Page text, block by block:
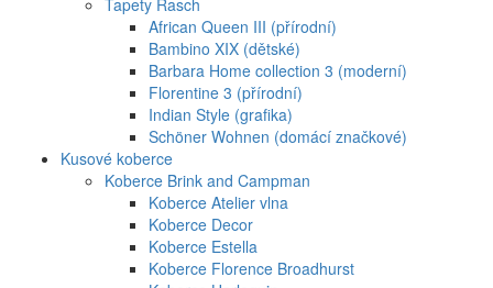
Tapety Rasch
African Queen III (přírodní)
Bambino XIX (dětské)
Barbara Home collection 3 (moderní)
Florentine 3 (přírodní)
Indian Style (grafika)
Schöner Wohnen (domácí značkové)
Kusové koberce
Koberce Brink and Campman
Koberce Atelier vlna
Koberce Decor
Koberce Estella
Koberce Florence Broadhurst